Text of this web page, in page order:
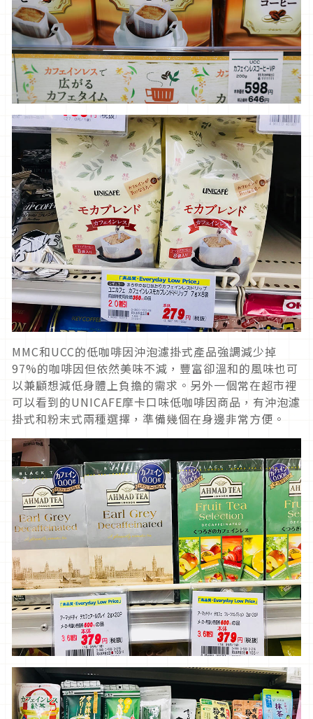
MMC和UCC的低咖啡因沖泡濾掛式產品強調減少掉
97%的咖啡因但依然美味不減，豐富卻溫和的風味也可
以兼顧想減低身體上負擔的需求。另外一個常在超市裡
可以看到的UNICAFE摩卡口味低咖啡因商品，有沖泡濾
掛式和粉末式兩種選擇，準備幾個在身邊非常方便。